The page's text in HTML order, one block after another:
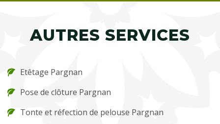
AUTRES SERVICES
Etêtage Pargnan
Pose de clôture Pargnan
Tonte et réfection de pelouse Pargnan